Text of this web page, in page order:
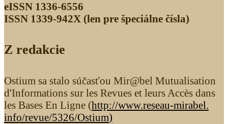
eISSN 1336-6556
ISSN 1339­-942X (len pre špeciálne čísla)
Z redakcie
Ostium sa stalo súčasťou Mir@bel Mutualisation
d'Informations sur les Revues et leurs Accès dans
les Bases En Ligne (http://www.reseau-mirabel.
info/revue/5326/Ostium)